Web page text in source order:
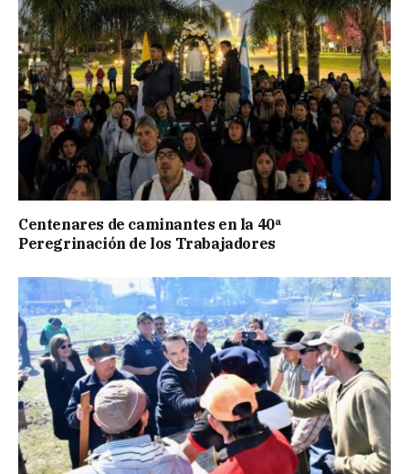
Centenares de caminantes en la 40ª
Peregrinación de los Trabajadores